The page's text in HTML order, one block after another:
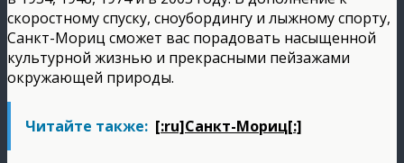
скоростному спуску, сноубордингу и лыжному спорту,
Санкт-Мориц сможет вас порадовать насыщенной
культурной жизнью и прекрасными пейзажами
окружающей природы.
Читайте также: [:ru]Санкт-Мориц[:]